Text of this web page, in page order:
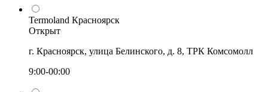
Termoland Красноярск
Открыт
г. Красноярск, улица Белинского, д. 8, ТРК Комсомолл
9:00-00:00